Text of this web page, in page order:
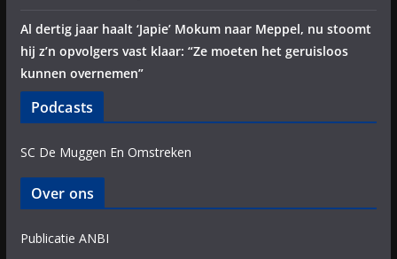
Al dertig jaar haalt ‘Japie’ Mokum naar Meppel, nu stoomt
hij z’n opvolgers vast klaar: “Ze moeten het geruisloos
kunnen overnemen”
Podcasts
SC De Muggen En Omstreken
Over ons
Publicatie ANBI